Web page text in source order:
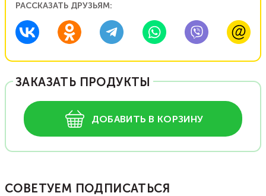
РАССКАЗАТЬ ДРУЗЬЯМ:
ЗАКАЗАТЬ ПРОДУКТЫ
ДОБАВИТЬ В КОРЗИНУ
СОВЕТУЕМ ПОДПИСАТЬСЯ